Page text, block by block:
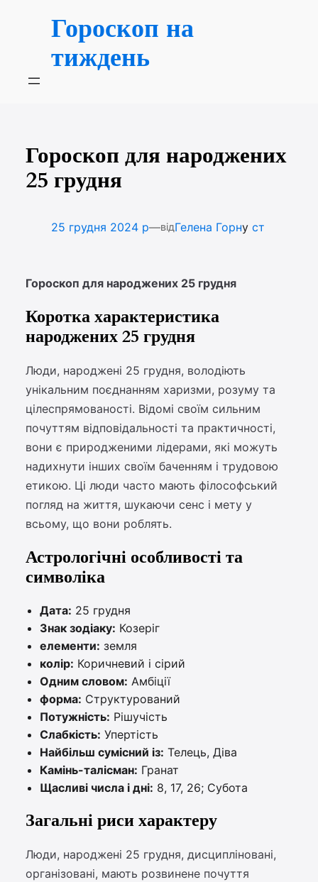
Гороскоп на
тиждень
Гороскоп для народжених
25 грудня
25 грудня 2024 р—відГелена Горну ст
Гороскоп для народжених 25 грудня
Коротка характеристика
народжених 25 грудня
Люди, народжені 25 грудня, володіють
унікальним поєднанням харизми, розуму та
цілеспрямованості. Відомі своїм сильним
почуттям відповідальності та практичності,
вони є природженими лідерами, які можуть
надихнути інших своїм баченням і трудовою
етикою. Ці люди часто мають філософський
погляд на життя, шукаючи сенс і мету у
всьому, що вони роблять.
Астрологічні особливості та
символіка
Дата: 25 грудня
Знак зодіаку: Козеріг
елементи: земля
колір: Коричневий і сірий
Одним словом: Амбіції
форма: Структурований
Потужність: Рішучість
Слабкість: Упертість
Найбільш сумісний із: Телець, Діва
Камінь-талісман: Гранат
Щасливі числа і дні: 8, 17, 26; Субота
Загальні риси характеру
Люди, народжені 25 грудня, дисципліновані,
організовані, мають розвинене почуття